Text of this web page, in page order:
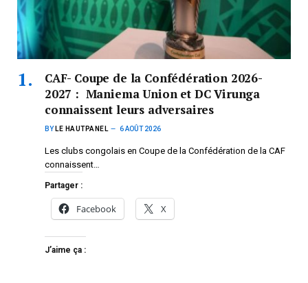
CAF- Coupe de la Confédération 2026-
2027 : Maniema Union et DC Virunga
connaissent leurs adversaires
BY LE HAUTPANEL 6 AOÛT 2026
Les clubs congolais en Coupe de la Confédération de la CAF
connaissent…
Partager :
Facebook X
J’aime ça :